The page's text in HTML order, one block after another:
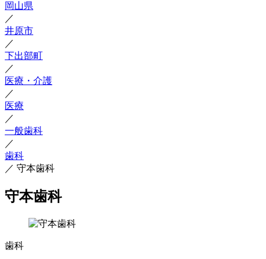
岡山県
／
井原市
／
下出部町
／
医療・介護
／
医療
／
一般歯科
／
歯科
／ 守本歯科
守本歯科
歯科